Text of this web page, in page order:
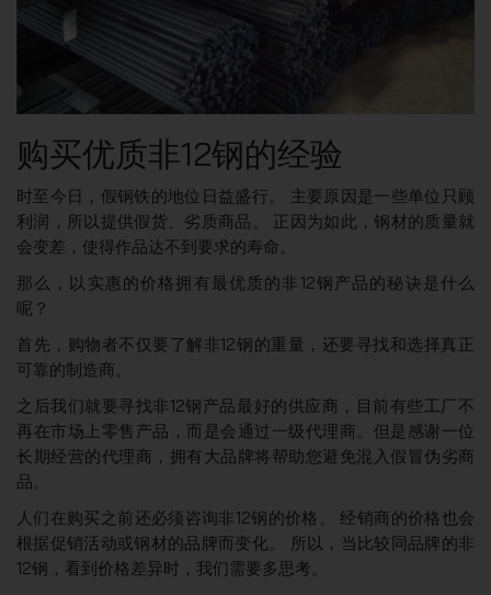
购买优质非12钢的经验
时至今日，假钢铁的地位日益盛行。 主要原因是一些单位只顾
利润，所以提供假货、劣质商品。 正因为如此，钢材的质量就
会变差，使得作品达不到要求的寿命。
那么，以实惠的价格拥有最优质的非12钢产品的秘诀是什么
呢？
首先，购物者不仅要了解非12钢的重量，还要寻找和选择真正
可靠的制造商。
之后我们就要寻找非12钢产品最好的供应商，目前有些工厂不
再在市场上零售产品，而是会通过一级代理商。但是感谢一位
长期经营的代理商，拥有大品牌将帮助您避免混入假冒伪劣商
品。
人们在购买之前还必须咨询非12钢的价格。 经销商的价格也会
根据促销活动或钢材的品牌而变化。 所以，当比较同品牌的非
12钢，看到价格差异时，我们需要多思考。